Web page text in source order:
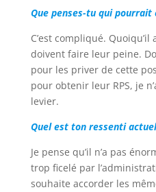
Que penses-tu qui
C’est compliqué.
doivent faire leur peine.
pour les priver de cette
pour obtenir leur RPS, je
levier.
Quel est ton ressenti
Je pense qu’il n’a pas
trop ficelé par
souhaite accorder les